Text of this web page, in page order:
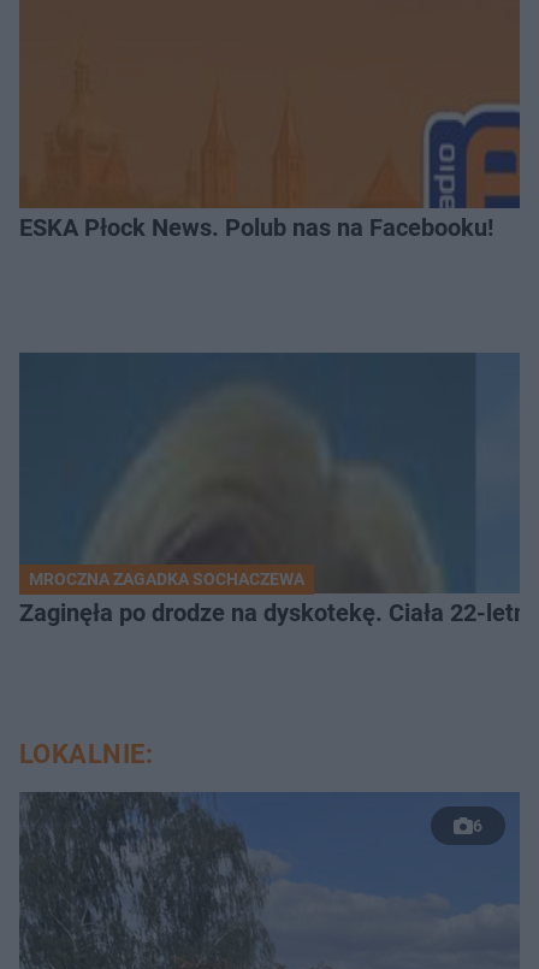
ESKA Płock News. Polub nas na Facebooku!
MROCZNA ZAGADKA SOCHACZEWA
Zaginęła po drodze na dyskotekę. Ciała 22-
LOKALNIE:
6